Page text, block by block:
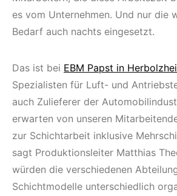
es vom Unternehmen. Und nur die
Bedarf auch nachts eingesetzt.
Das ist bei EBM Papst in
Spezialisten für Luft- und
auch Zulieferer der
erwarten von unseren
zur Schichtarbeit inklusive
sagt Produktionsleiter Matthias
würden die verschiedenen
Schichtmodelle unterschiedlich